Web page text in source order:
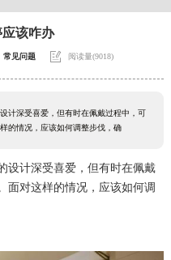
该咋办
常见问题  阅读量(9018)
计深受喜爱，但有时在佩戴过程中，可
的情况，应该如何调整步伐，确
计深受喜爱，但有时在佩戴
面对这样的情况，应该如何调